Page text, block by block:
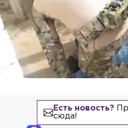
Есть новость?
сюда!